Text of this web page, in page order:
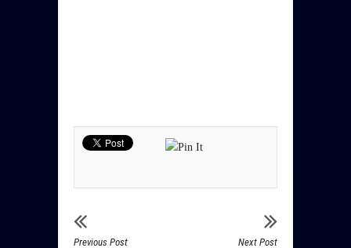
Previous Post Next Post